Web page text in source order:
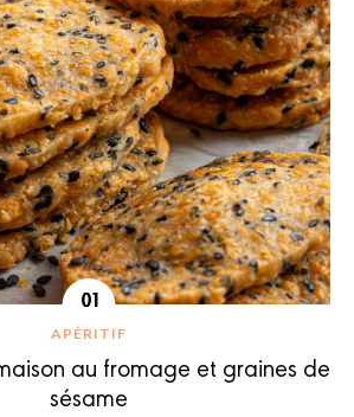
APÉRITIF
au fromage et graines de
sésame